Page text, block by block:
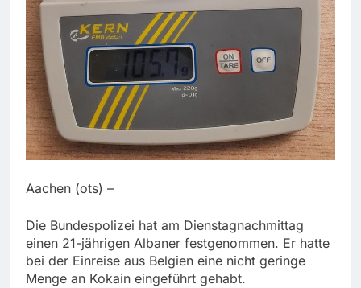
Aachen (ots) –
Die Bundespolizei hat am Dienstagnachmittag
einen 21-jährigen Albaner festgenommen. Er hatte
bei der Einreise aus Belgien eine nicht geringe
Menge an Kokain eingeführt gehabt.